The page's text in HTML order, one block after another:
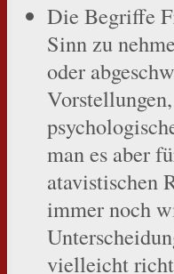
Die Begriffe
Sinn zu
oder
man es aber
atavistischen
immer noch
vielleicht